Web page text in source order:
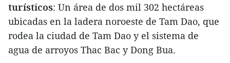
turísticos: Un área de dos mil 302 hectáreas
ubicadas en la ladera noroeste de Tam Dao, que
rodea la ciudad de Tam Dao y el sistema de
agua de arroyos Thac Bac y Dong Bua.